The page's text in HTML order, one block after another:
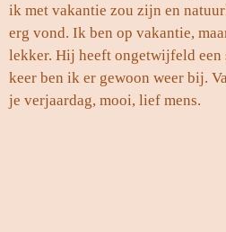
ik met vakantie zou zijn en
erg vond. Ik ben op vakantie,
lekker. Hij heeft ongetwijfeld een
keer ben ik er gewoon weer bij.
je verjaardag, mooi, lief mens.